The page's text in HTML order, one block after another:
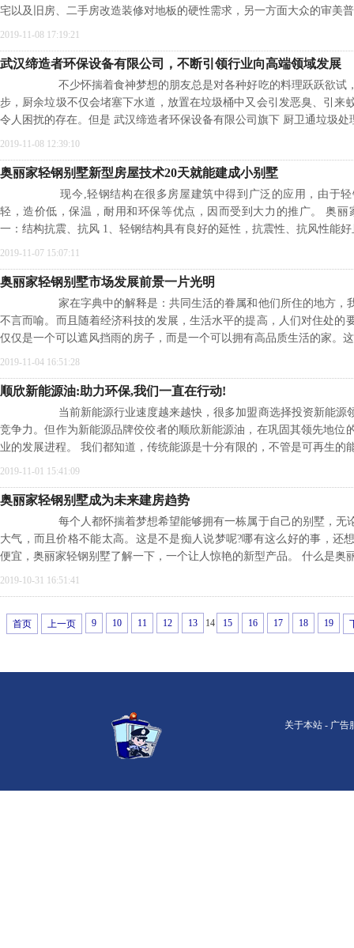
宅以及旧房、二手房改造装修对地板的硬性需求，另一方面大众的审美
2019-11-08 17:19:21
武汉缔造者环保设备有限公司，不断引领行业向高端领域发展
不少怀揣着食神梦想的朋友总是对各种好吃的料理跃跃欲试，
步，厨余垃圾不仅会堵塞下水道，放置在垃圾桶中又会引发恶臭、引来
令人困扰的存在。但是 武汉缔造者环保设备有限公司旗下 厨卫通垃圾处
2019-11-08 12:39:10
奥丽家轻钢别墅新型房屋技术20天就能建成小别墅
现今,轻钢结构在很多房屋建筑中得到广泛的应用，由于轻
轻，造价低，保温，耐用和环保等优点，因而受到大力的推广。 奥
一：结构抗震、抗风 1、轻钢结构具有良好的延性，抗震性、抗风性能
2019-11-07 15:07:11
奥丽家轻钢别墅市场发展前景一片光明
家在字典中的解释是：共同生活的眷属和他们所住的地方，我
不言而喻。而且随着经济科技的发展，生活水平的提高，人们对住处的
仅仅是一个可以遮风挡雨的房子，而是一个可以拥有高品质生活的家。
2019-11-04 16:51:28
顺欣新能源油:助力环保,我们一直在行动!
当前新能源行业速度越来越快，很多加盟商选择投资新能源领
竞争力。但作为新能源品牌佼佼者的顺欣新能源油，在巩固其领先地位
业的发展进程。 我们都知道，传统能源是十分有限的，不管是可再生的
2019-11-01 15:41:09
奥丽家轻钢别墅成为未来建房趋势
每个人都怀揣着梦想希望能够拥有一栋属于自己的别墅，无论
大气，而且价格不能太高。这是不是痴人说梦呢?哪有这么好的事，还
便宜，奥丽家轻钢别墅了解一下，一个让人惊艳的新型产品。 什么是奥
2019-10-31 16:51:41
首页 上一页 9 10 11 12 13 14 15 16 17 18 19
关于本站 - 广告